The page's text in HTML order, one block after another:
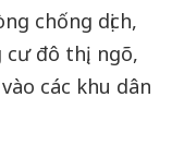
chống dịch,
đô thị, ngõ,
các khu dân